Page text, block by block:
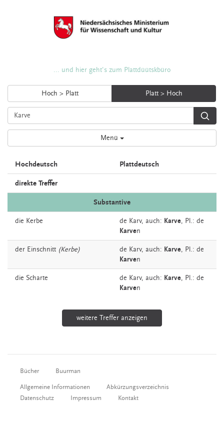
... und hier geht's zum Plattdüütskbüro
Hoch > Platt Platt > Hoch
Menü
Hochdeutsch Plattdeutsch
direkte Treffer
Substantive
die Kerbe de Karv, auch: Karve, Pl.: de
Karven
der Einschnitt (Kerbe) de Karv, auch: Karve, Pl.: de
Karven
die Scharte de Karv, auch: Karve, Pl.: de
Karven
weitere Treffer anzeigen
Bücher Buurman
Allgemeine Informationen
Abkürzungsverzeichnis
Datenschutz
Impressum Kontakt